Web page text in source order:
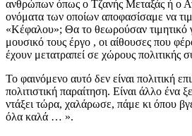
ανθρώπων όπως ο Τζανής Μεταξάς ή ο
ονόματα των οποίων αποφασίσαμε να
«Κέφαλου»; Θα το θεωρούσαν τιμητικό
μουσικό τους έργο , οι αίθουσες που
έχουν μετατραπεί σε χώρους πολιτικής
Το φαινόμενο αυτό δεν είναι πολιτική
πολιτιστική παραίτηση. Είναι άλλο ένα
ντάξει τώρα, χαλάρωσε, πάμε κι όπου
όλα καλά … ».